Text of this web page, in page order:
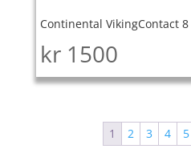
Continental VikingContact 8
kr 1500
1 2 3 4 5